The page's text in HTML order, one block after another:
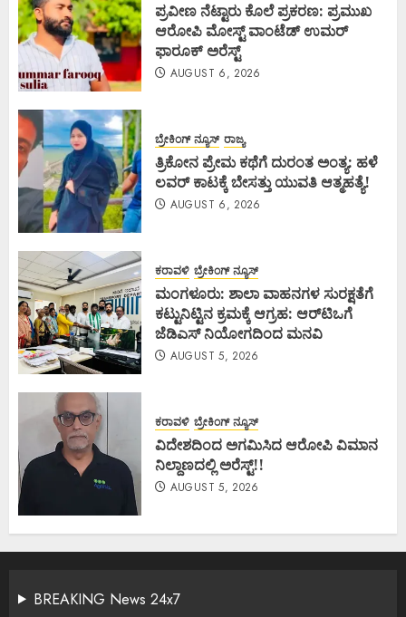
ಪ್ರವೀಣ ನೆಟ್ಟಾರು ಕೊಲೆ ಪ್ರಕರಣ: ಪ್ರಮುಖ
ಆರೋಪಿ ಮೋಸ್ಟ್ ವಾಂಟೆಡ್ ಉಮರ್
ಫಾರೂಕ್ ಅರೆಸ್ಟ್
AUGUST 6, 2026
ಬ್ರೇಕಿಂಗ್ ನ್ಯೂಸ್ ರಾಜ್ಯ
ತ್ರಿಕೋನ ಪ್ರೇಮ ಕಥೆಗೆ ದುರಂತ ಅಂತ್ಯ: ಹಳೆ
ಲವರ್ ಕಾಟಕ್ಕೆ ಬೇಸತ್ತು ಯುವತಿ ಆತ್ಮಹತ್ಯೆ!
AUGUST 6, 2026
ಕರಾವಳಿ ಬ್ರೇಕಿಂಗ್ ನ್ಯೂಸ್
ಮಂಗಳೂರು: ಶಾಲಾ ವಾಹನಗಳ ಸುರಕ್ಷತೆಗೆ
ಕಟ್ಟುನಿಟ್ಟಿನ ಕ್ರಮಕ್ಕೆ ಆಗ್ರಹ: ಆರ್‌ಟಿಒಗೆ
ಜೆಡಿಎಸ್ ನಿಯೋಗದಿಂದ ಮನವಿ
AUGUST 5, 2026
ಕರಾವಳಿ ಬ್ರೇಕಿಂಗ್ ನ್ಯೂಸ್
ವಿದೇಶದಿಂದ ಅಗಮಿಸಿದ ಆರೋಪಿ ವಿಮಾನ
ನಿಲ್ದಾಣದಲ್ಲಿ ಅರೆಸ್ಟ್‌!!
AUGUST 5, 2026
BREAKING News 24x7